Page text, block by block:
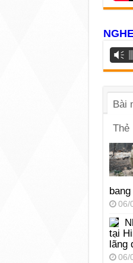
Trình
phát
âm
Vm
Bài
Thẻ
06/
tại
lãng
06/